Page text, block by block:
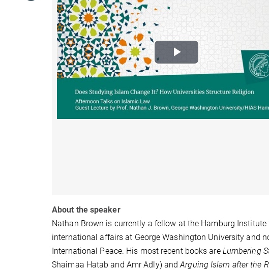
Play
Video
About the speaker
Nathan Brown is currently a fellow at the Hamburg
international affairs at George Washington University and
International Peace. His most recent books are Lumbering
Shaimaa Hatab and Amr Adly) andArguing Islam after the